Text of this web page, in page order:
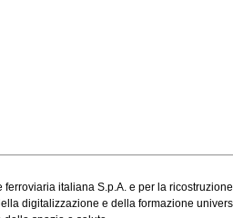
italiana S.p.A. e per la
digitalizzazione e della formazione